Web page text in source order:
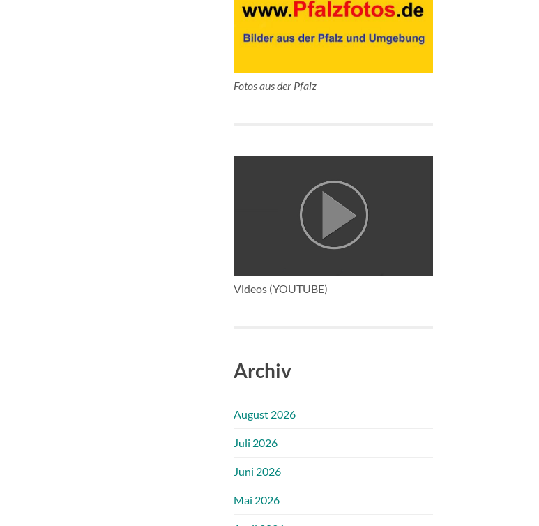
Fotos aus der Pfalz
Videos (YOUTUBE)
Archiv
August 2026
Juli 2026
Juni 2026
Mai 2026